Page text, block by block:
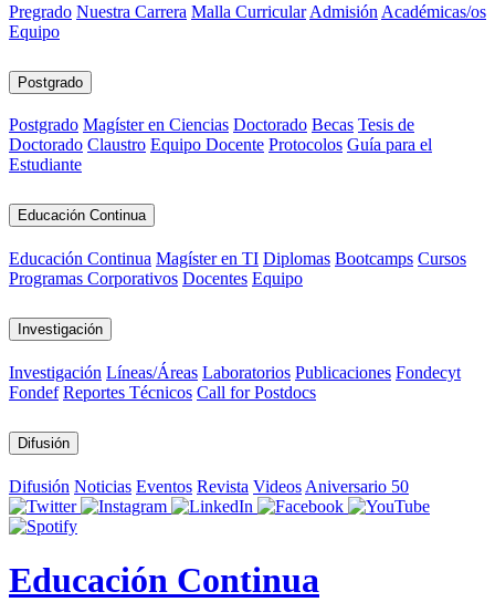
Pregrado Nuestra Carrera Malla Curricular Admisión Académicas/os
Equipo
Postgrado
Postgrado Magíster en Ciencias Doctorado Becas Tesis de
Doctorado Claustro Equipo Docente Protocolos Guía para el
Estudiante
Educación Continua
Educación Continua Magíster en TI Diplomas Bootcamps Cursos
Programas Corporativos Docentes Equipo
Investigación
Investigación Líneas/Áreas Laboratorios Publicaciones Fondecyt
Fondef Reportes Técnicos Call for Postdocs
Difusión
Difusión Noticias Eventos Revista Videos Aniversario 50
Educación Continua